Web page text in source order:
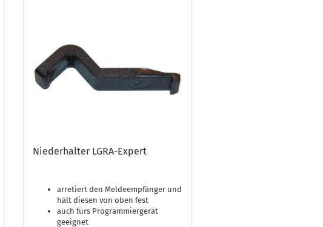
Niederhalter LGRA-Expert
arretiert den Meldeempfänger und
hält diesen von oben fest
auch fürs Programmiergerät
geeignet